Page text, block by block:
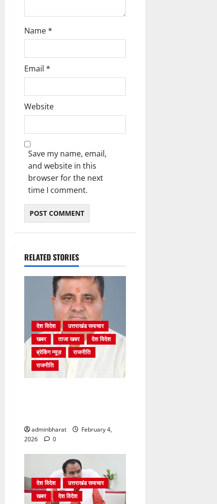
Name*
Email *
Website
Save my name, email,
and website in this
browser for the next
time I comment.
RELATED STORIES
देश विदेश
उत्तराखंड समाचार
खबर
ताजा खबर
देश विदेश
ब्रेकिंग न्यूज़
राजनीति
राजनीति
adminbharat
February 4,
2026
0
देश विदेश
उत्तराखंड समाचार
खबर
देश विदेश